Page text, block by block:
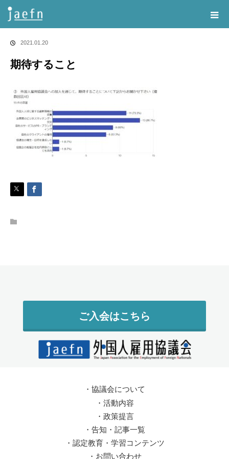
告知・記事一覧
2021.01.20
期待すること
ご入会はこちら
・ 協議会について
・ 活動内容
・ 政策提言
・ 告知・記事一覧
・ 認定教育・学習コンテンツ
・ お問い合わせ